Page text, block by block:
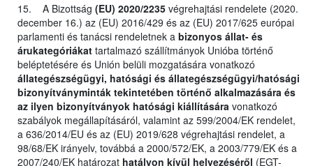
15. A Bizottság (EU) 2020/2235 végrehajtási rendelete (2020.
december 16.) az (EU) 2016/429 és az (EU) 2017/625 európai
parlamenti és tanácsi rendeletnek a bizonyos állat- és
árukategóriákat tartalmazó szállítmányok Unióba történő
beléptetésére és Unión belüli mozgatására vonatkozó
állategészségügyi, hatósági és állategészségügyi/hatósági
bizonyítványminták tekintetében történő alkalmazására és
az ilyen bizonyítványok hatósági kiállítására vonatkozó
szabályok megállapításáról, valamint az 599/2004/EK rendelet,
a 636/2014/EU és az (EU) 2019/628 végrehajtási rendelet, a
98/68/EK irányelv, továbbá a 2000/572/EK, a 2003/779/EK és a
2007/240/EK határozat hatályon kívül helyezéséről (EGT-